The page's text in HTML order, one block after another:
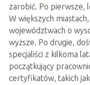
zarobić. Po pierwsze,
W większych
województwach o
wyższe. Po drugie,
specjaliści z kilkoma
początkujący
certyfikatów, takich